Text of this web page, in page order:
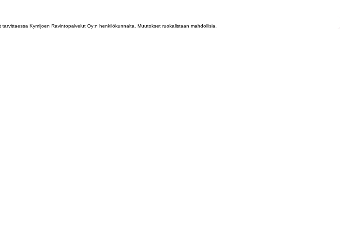
Kymijoen Ravintopalvelut Oy:n henkilökunnalta. Muutokset ruokalistaan mahdollisia.